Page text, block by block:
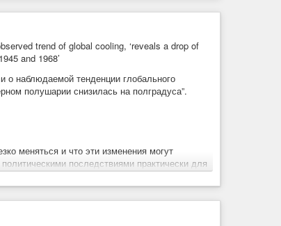
trend of global cooling, ‘reveals a drop of
and 1968’
о наблюдаемой тенденции глобального
полушарии снизилась на полградуса”.
меняться и что эти изменения могут
последствиями практически для
совсем скоро, возможно, всего через 10 лет.
земли Канады и СССР на севере, а
Индокитая и Индонезии, где